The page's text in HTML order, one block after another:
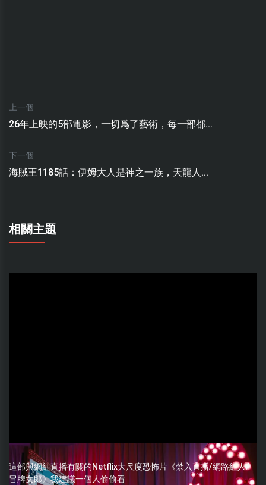
上一個
26年上映的5部電影，一切爲了藝術，每一部都...
下一個
海賊王1185話：伊姆大人是神之一族，天龍人...
相關主題
這部與網紅直播有關的Netflix大尺度恐怖片《禁入直播/網路紅人/
冒牌女郎》我建議一個人偷偷看